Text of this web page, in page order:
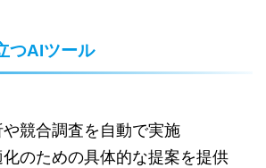
つAIツール
競合調査を自動で実施
のための具体的な提案を提供